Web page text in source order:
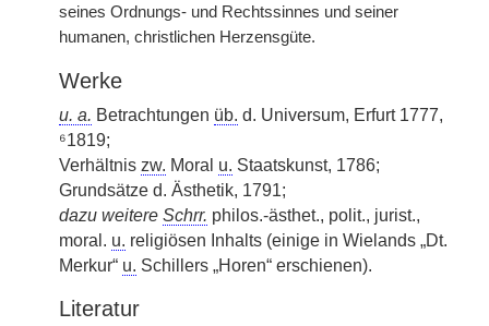
seines Ordnungs- und Rechtssinnes und seiner
humanen, christlichen Herzensgüte.
Werke
u. a. Betrachtungen üb. d. Universum, Erfurt 1777,
⁶1819;
Verhältnis zw. Moral u. Staatskunst, 1786;
Grundsätze d. Ästhetik, 1791;
dazu weitere Schrr. philos.-ästhet., polit., jurist.,
moral. u. religiösen Inhalts (einige in Wielands „Dt.
Merkur“ u. Schillers „Horen“ erschienen).
Literatur